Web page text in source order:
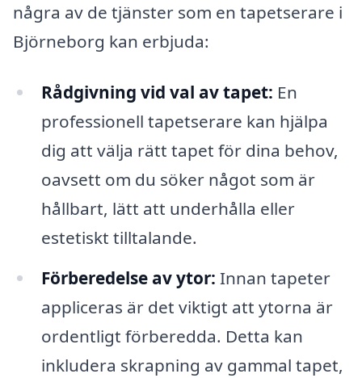
några av de tjänster som en tapetserare i
Björneborg kan erbjuda:
Rådgivning vid val av tapet: En
professionell tapetserare kan hjälpa
dig att välja rätt tapet för dina behov,
oavsett om du söker något som är
hållbart, lätt att underhålla eller
estetiskt tilltalande.
Förberedelse av ytor: Innan tapeter
appliceras är det viktigt att ytorna är
ordentligt förberedda. Detta kan
inkludera skrapning av gammal tapet,